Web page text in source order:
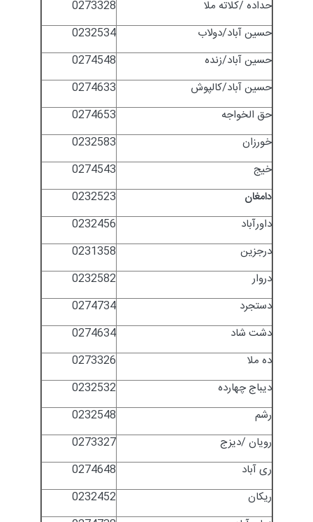
0273328
حداده /کلاته ملا
0232534
حسین آباد/دولاب
0274548
حسین آباد/زنده
0274633
حسین آباد/کالپوش
0274653
حق الخواجه
0232583
خورزان
0274543
خیج
0232523
دامغان
0232456
داورآباد
0231358
درجزین
0232582
دروار
0274734
دستجرد
0274634
دشت شاد
0273326
ده ملا
0232532
دیباج چهارده
0232548
رشم
0273327
رویان /دیزج
0274648
ری آباد
0232452
ریکان